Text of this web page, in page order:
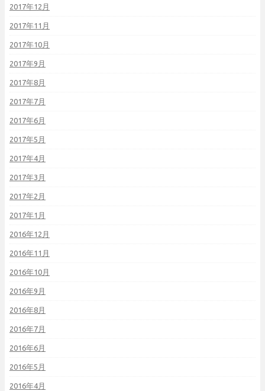
2017年12月
2017年11月
2017年10月
2017年9月
2017年8月
2017年7月
2017年6月
2017年5月
2017年4月
2017年3月
2017年2月
2017年1月
2016年12月
2016年11月
2016年10月
2016年9月
2016年8月
2016年7月
2016年6月
2016年5月
2016年4月